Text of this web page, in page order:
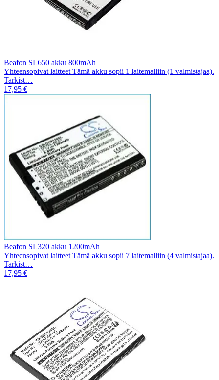
Beafon SL650 akku 800mAh
Yhteensopivat laitteet Tämä akku sopii 1 laitemalliin (1 valmistajaa).
Tarkist…
17,95 €
Beafon SL320 akku 1200mAh
Yhteensopivat laitteet Tämä akku sopii 7 laitemalliin (4 valmistajaa).
Tarkist…
17,95 €